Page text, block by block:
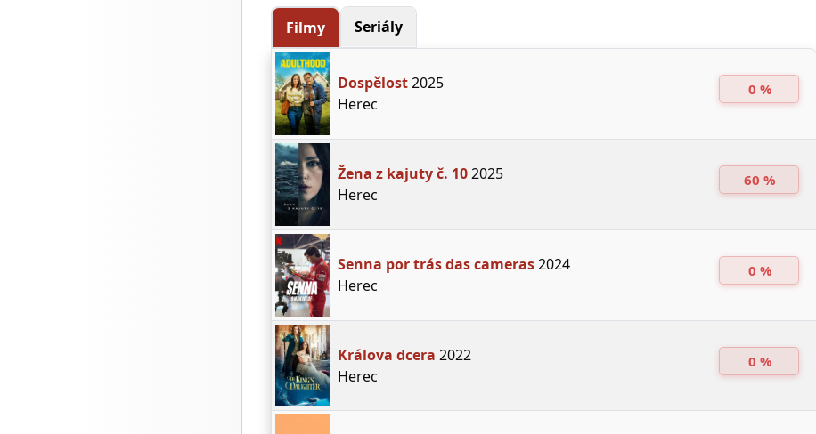
Filmy Seriály
Dospělost2025
Herec
0 %
Žena z kajuty č. 102025
Herec
60 %
Senna por trás das cameras2024
Herec
0 %
Králova dcera 2022
Herec
0 %